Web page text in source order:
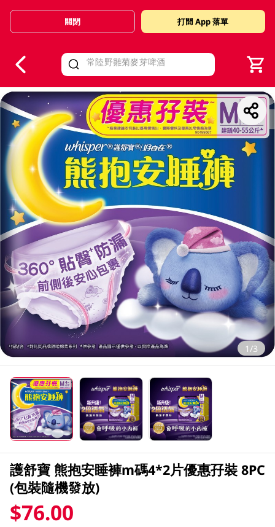
Valid Until 30 June 2026
關閉 打開 App 落單
1/3
護舒寶 熊抱安睡褲m碼4*2片優惠孖裝 8PC
(包裝隨機發放)
$76.00